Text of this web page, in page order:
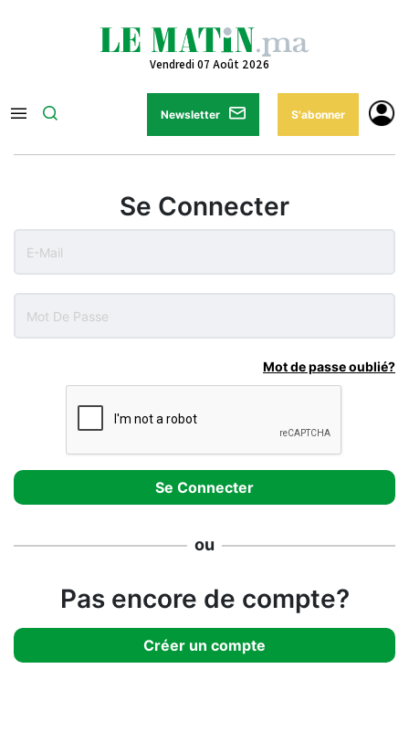
Vendredi 07 Août 2026
Newsletter S'abonner
Se Connecter
Mot de passe oublié?
ou
Pas encore de compte?
Créer un compte